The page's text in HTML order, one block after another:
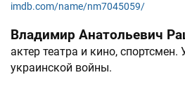
imdb.com/name/nm7045059/
Владимир Анатольевич
актер театра и кино, спортсмен.
украинской войны.